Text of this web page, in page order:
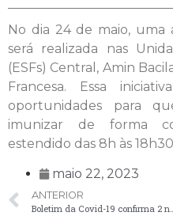
No dia 24 de maio, uma
será realizada nas
(ESFs) Central, Amin
Francesa. Essa
oportunidades para
imunizar de forma
estendido das 8h às
maio 22, 2023
ANTERIOR
Boletim da Covid-19